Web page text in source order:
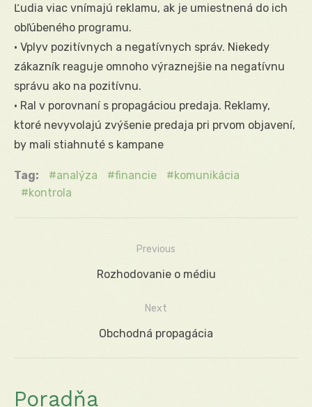
Ľudia viac vnímajú reklamu, ak je umiestnená do ich
obľúbeného programu.
• Vplyv pozitívnych a negatívnych správ. Niekedy
zákazník reaguje omnoho výraznejšie na negatívnu
správu ako na pozitívnu.
• RaI v porovnaní s propagáciou predaja. Reklamy,
ktoré nevyvolajú zvýšenie predaja pri prvom objavení,
by mali stiahnuté s kampane
Tag: analýza financie
komunikácia
kontrola
Navigácia
Previous
Previous
Rozhodovanie o médiu
Next
Next
Obchodná propagácia
Poradňa